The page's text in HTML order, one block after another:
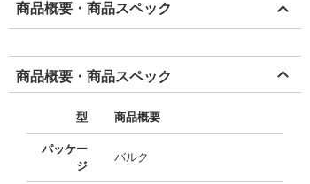
商品概要・商品スペック
商品概要・商品スペック
型 商品概要
パッケー
ジ
バルク